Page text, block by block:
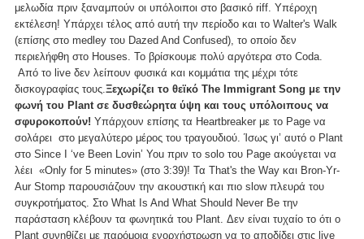
μελωδία πριν ξαναμπούν οι υπόλοιποι στο βασικό riff. Υπέροχη
εκτέλεση! Υπάρχει τέλος από αυτή την περίοδο και το Walter's Walk
(επίσης στο medley του Dazed And Confused), το οποίο δεν
περιελήφθη στο Houses. Το βρίσκουμε πολύ αργότερα στο Coda.
Από το live δεν λείπουν φυσικά και κομμάτια της μέχρι τότε
δισκογραφίας τους. Ξεχωρίζει το θεϊκό The Immigrant Song με την
φωνή του Plant σε δυσθεώρητα ύψη και τους υπόλοιπους να
σφυροκοπούν! Υπάρχουν επίσης τα Heartbreaker με το Page να
σολάρει στο μεγαλύτερο μέρος του τραγουδιού. Ίσως γι’ αυτό ο Plant
στο Since I ‘ve Been Lovin’ You πριν το solo του Page ακούγεται να
λέει «Only for 5 minutes» (στο 3:39)! Τα That's the Way και Bron-Yr-
Aur Stomp παρουσιάζουν την ακουστική και πιο slow πλευρά του
συγκροτήματος. Στο What Is And What Should Never Be την
παράσταση κλέβουν τα φωνητικά του Plant. Δεν είναι τυχαίο το ότι ο
Plant συνηθίζει με παρόμοια ενορχήστρωση να το αποδίδει στις live